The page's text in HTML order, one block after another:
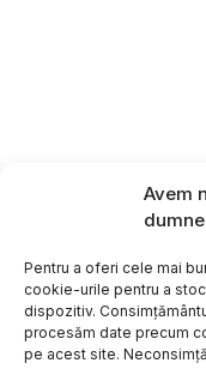
Avem
Pentru a oferi cele mai
cookie-urile pentru a
dispozitiv.
procesăm date precum
pe acest site.